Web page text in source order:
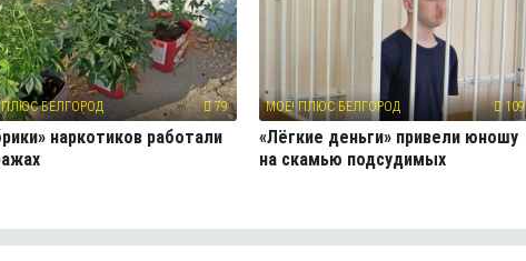
БЕЛГОРОД 79
наркотиков работали
МОЁ! ПЛЮС БЕЛГОРОД 109
«Лёгкие деньги» привели юношу
на скамью подсудимых